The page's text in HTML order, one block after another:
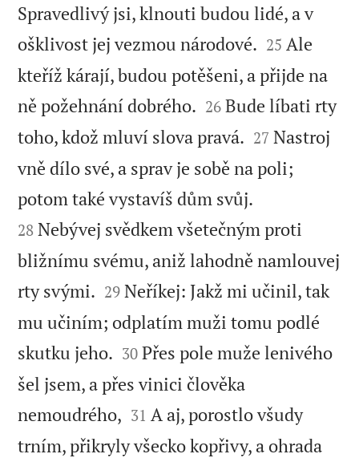
Spravedlivý jsi, klnouti budou lidé, a v
ošklivost jej vezmou národové. 

25 Ale
kteříž kárají, budou potěšeni, a přijde na
ně požehnání dobrého. 

26 Bude líbati rty
toho, kdož mluví slova pravá. 

27 Nastroj
vně dílo své, a sprav je sobě na poli;
potom také vystavíš dům svůj.
28 Nebývej svědkem všetečným proti
bližnímu svému, aniž lahodně namlouvej
rty svými. 

29 Neříkej: Jakž mi učinil, tak
mu učiním; odplatím muži tomu podlé
skutku jeho. 

30 Přes pole muže lenivého
šel jsem, a přes vinici člověka
nemoudrého, 

31 A aj, porostlo všudy
trním, přikryly všecko kopřivy, a ohrada